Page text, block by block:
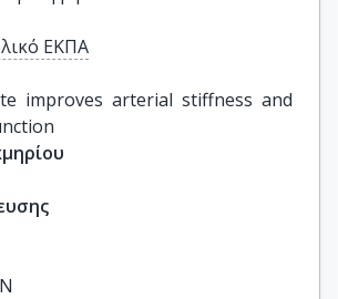
ΕΚΠΑ
improves arterial stiffness and